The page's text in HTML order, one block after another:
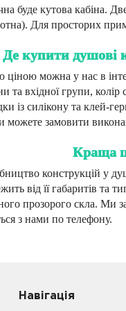
буде кутова кабіна.
Для просторих
Де купити душові
можна у нас в
та вхідної групи,
із силікону та клей-
можете замовити
Краща
конструкцій у
від її габаритів
прозорого скла.
з нами по телефону.
Навiгацiя